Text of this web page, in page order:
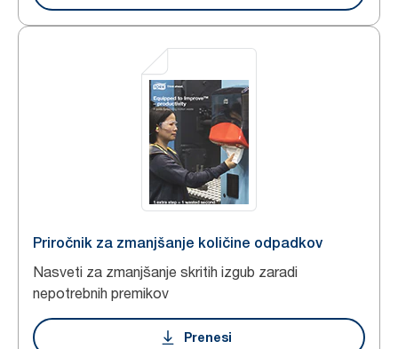
Priročnik za zmanjšanje količine odpadkov
Nasveti za zmanjšanje skritih izgub zaradi
nepotrebnih premikov
Prenesi